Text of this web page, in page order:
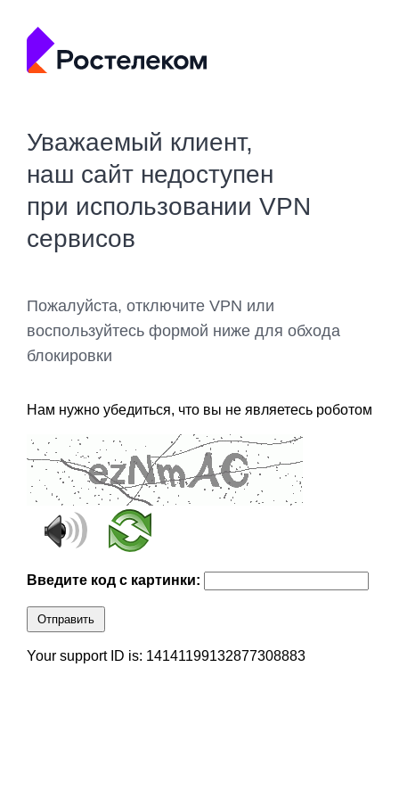
Уважаемый клиент,
наш сайт недоступен
при использовании VPN
сервисов
Пожалуйста, отключите VPN или
воспользуйтесь формой ниже для обхода
блокировки
Нам нужно убедиться, что вы не являетесь роботом
Введите код с картинки:
Отправить
Your support ID is: 14141199132877308883